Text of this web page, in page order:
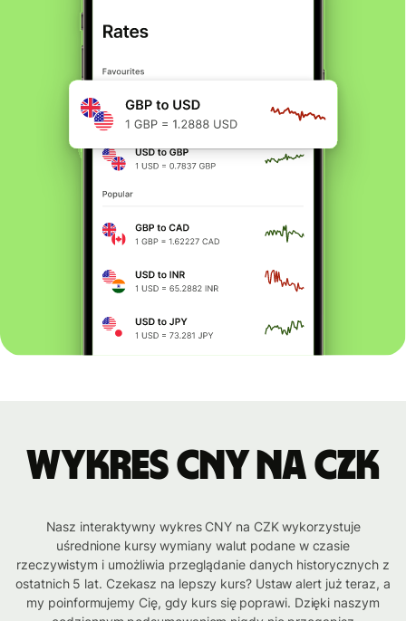
Wykres CNY na CZK
Nasz interaktywny wykres CNY na CZK wykorzystuje
uśrednione kursy wymiany walut podane w czasie
rzeczywistym i umożliwia przeglądanie danych historycznych z
ostatnich 5 lat. Czekasz na lepszy kurs? Ustaw alert już teraz, a
my poinformujemy Cię, gdy kurs się poprawi. Dzięki naszym